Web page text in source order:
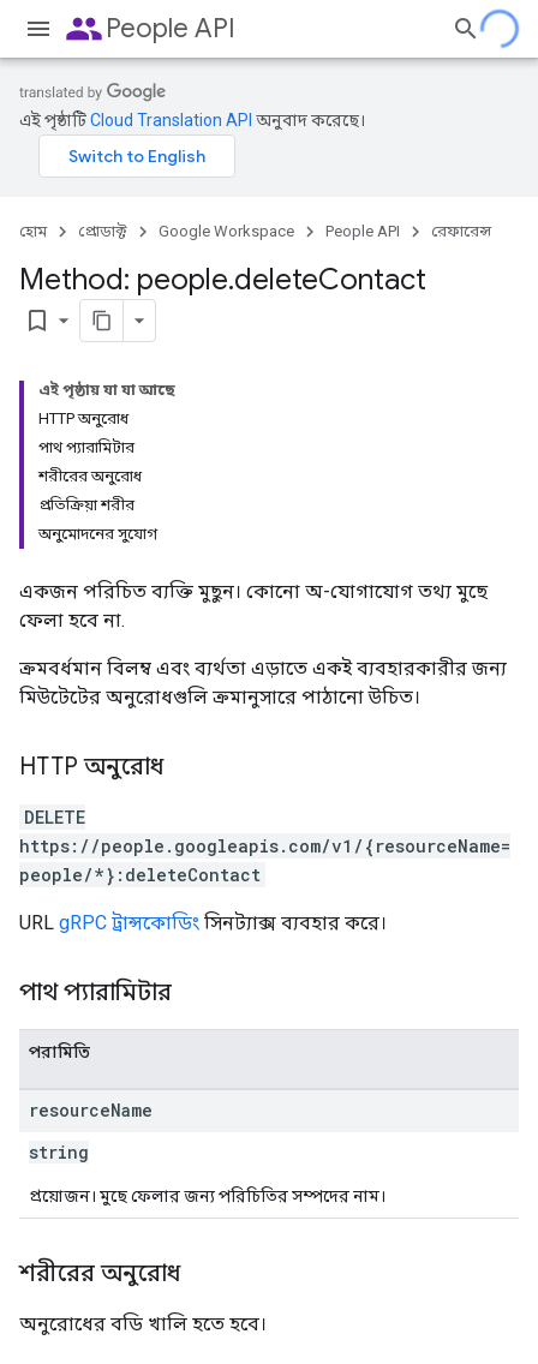
peoplePeople API
এই পৃষ্ঠাটিCloud Translation API অনুবাদ করেছে।
হোম প্রোডাক্ট Google Workspace People API রেফারেন্স
Method: people.deleteContact
bookmark_border
এই পৃষ্ঠায় যা যা আছে
HTTP অনুরোধ
পাথ প্যারামিটার
শরীরের অনুরোধ
প্রতিক্রিয়া শরীর
অনুমোদনের সুযোগ
একজন পরিচিত ব্যক্তি মুছুন। কোনো অ-যোগাযোগ তথ্য মুছে
ফেলা হবে না.
ক্রমবর্ধমান বিলম্ব এবং ব্যর্থতা এড়াতে একই ব্যবহারকারীর জন্য
মিউটেটের অনুরোধগুলি ক্রমানুসারে পাঠানো উচিত।
HTTP অনুরোধ
DELETE
https://people.googleapis.com/v1/{resourceName=
people/*}:deleteContact
URL gRPC ট্রান্সকোডিং সিনট্যাক্স ব্যবহার করে।
পাথ প্যারামিটার
পরামিতি
resourceName
string
প্রয়োজন। মুছে ফেলার জন্য পরিচিতির সম্পদের নাম।
শরীরের অনুরোধ
অনুরোধের বডি খালি হতে হবে।